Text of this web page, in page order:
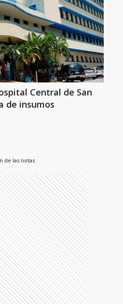
Central de San
de insumos
de las notas